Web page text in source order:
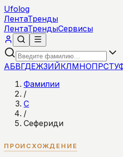
Ufolog
ЛентаТренды
ЛентаТрендыСервисы
АБВГДЕЖЗИЙКЛМНОПРСТУ
Фамилии
/
С
/
Сефериди
ПРОИСХОЖДЕНИЕ